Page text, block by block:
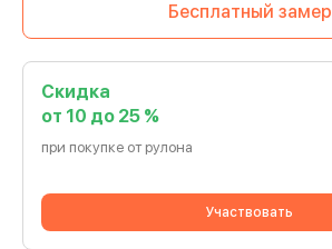
Бесплатный замер
Скидка
от 10 до 25 %
при покупке от рулона
Участвовать